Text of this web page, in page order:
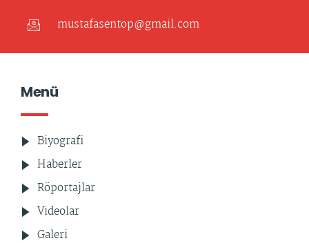
mustafasentop@gmail.com
Menü
Biyografi
Haberler
Röportajlar
Videolar
Galeri